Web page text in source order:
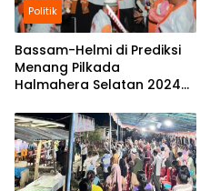
Politik
Bassam-Helmi di Prediksi
Menang Pilkada
Halmahera Selatan 2024
Survei Trust Indonesia .